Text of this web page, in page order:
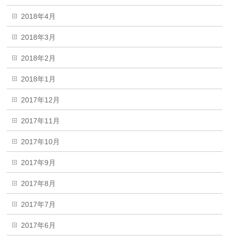
2018年4月
2018年3月
2018年2月
2018年1月
2017年12月
2017年11月
2017年10月
2017年9月
2017年8月
2017年7月
2017年6月